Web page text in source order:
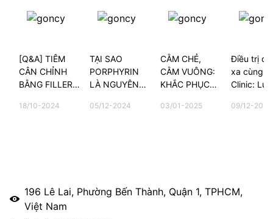
[Q&A] TIÊM
CÂN CHỈNH
BẰNG FILLER
KHÔNG?
18/10-2024
TẠI SAO
PORPHYRIN
LÀ NGUYÊN
GÂY NÊN
05/12-2024
CẰM CHẺ,
CẰM VUÔNG:
KHẮC PHỤC
NÀO?
03/01-2025
Điều trị
xa cùng
Clinic: Lựa
kiều bào
09/12-2025
196 Lê Lai, Phường Bến Thành, Quận 1, TPHCM,
Việt Nam